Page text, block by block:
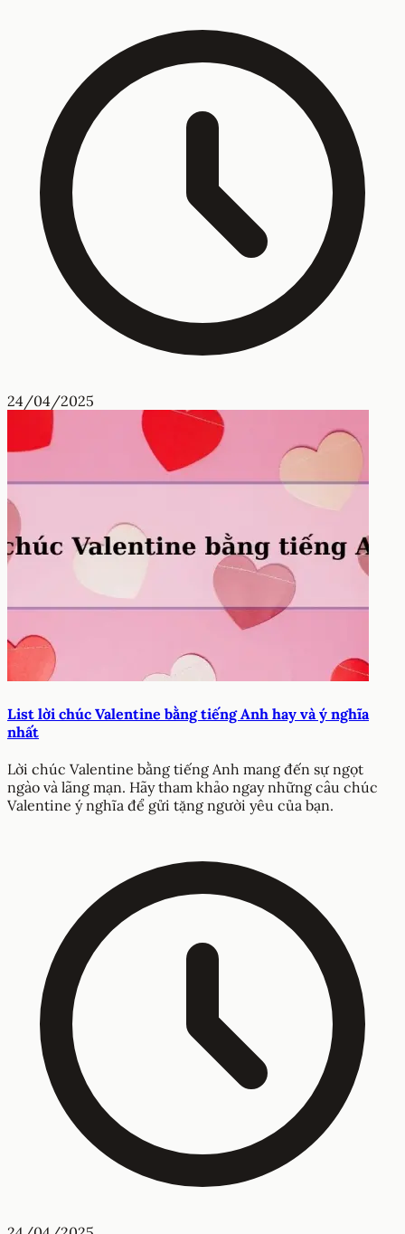
24/04/2025
List lời chúc Valentine bằng tiếng Anh hay và ý nghĩa
nhất
Lời chúc Valentine bằng tiếng Anh mang đến sự ngọt
ngào và lãng mạn. Hãy tham khảo ngay những câu chúc
Valentine ý nghĩa để gửi tặng người yêu của bạn.